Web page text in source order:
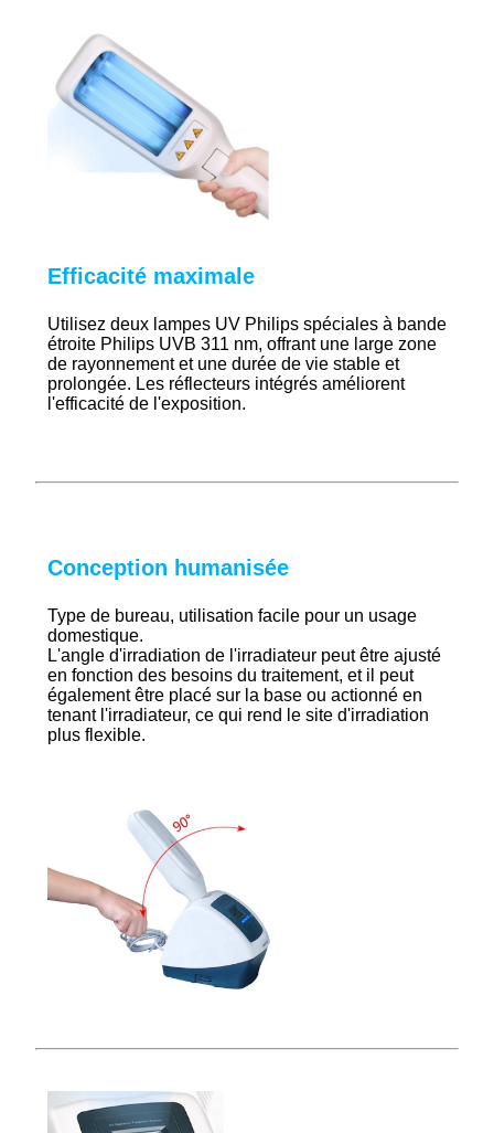
Efficacité maximale
Utilisez deux lampes UV Philips spéciales à bande
étroite Philips UVB 311 nm, offrant une large zone
de rayonnement et une durée de vie stable et
prolongée. Les réflecteurs intégrés améliorent
l'efficacité de l'exposition.
Conception humanisée
Type de bureau, utilisation facile pour un usage
domestique.
L'angle d'irradiation de l'irradiateur peut être ajusté
en fonction des besoins du traitement, et il peut
également être placé sur la base ou actionné en
tenant l'irradiateur, ce qui rend le site d'irradiation
plus flexible.